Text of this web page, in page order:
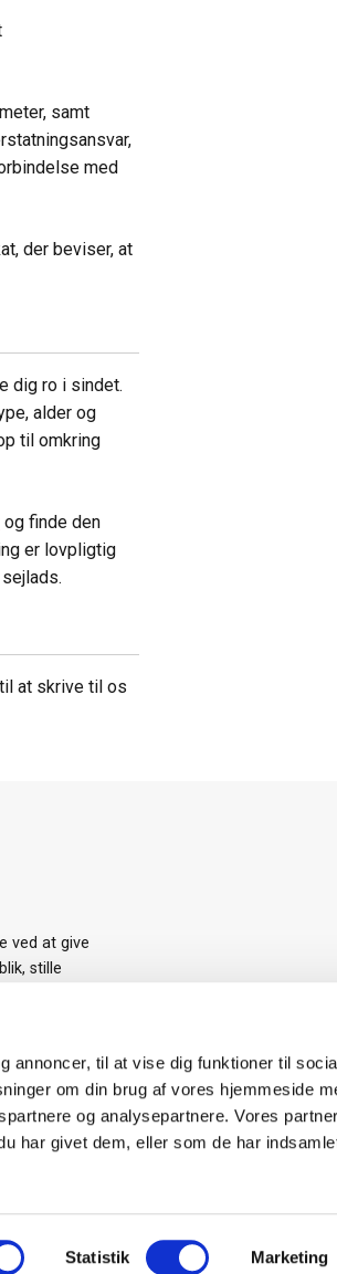
annoncer, til at vise dig funktioner til
om din brug af vores hjemmeside
og analysepartnere. Vores
har givet dem, eller som de har
Statistik Marketing
samt
med
der beviser, at
dig ro i sindet.
alder og
til omkring
og finde den
er lovpligtig
at skrive til os
ved at give
stille
den